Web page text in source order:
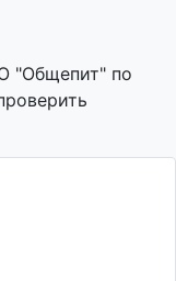
"Общепит" по